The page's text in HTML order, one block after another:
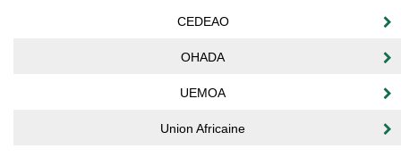
CEDEAO
OHADA
UEMOA
Union Africaine